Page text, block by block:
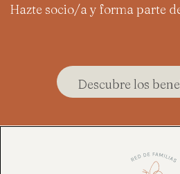
Hazte socio/a y forma parte
Descubre los